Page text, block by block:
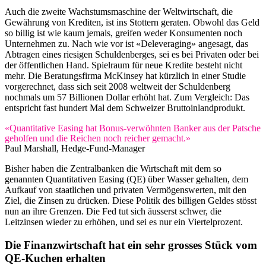
Auch die zweite Wachstumsmaschine der Weltwirtschaft, die
Gewährung von Krediten, ist ins Stottern geraten. Obwohl das Geld
so billig ist wie kaum jemals, greifen weder Konsumenten noch
Unternehmen zu. Nach wie vor ist «Deleveraging» angesagt, das
Abtragen eines riesigen Schuldenberges, sei es bei Privaten oder bei
der öffentlichen Hand. Spielraum für neue Kredite besteht nicht
mehr. Die Beratungsfirma McKinsey hat kürzlich in einer Studie
vorgerechnet, dass sich seit 2008 weltweit der Schuldenberg
nochmals um 57 Billionen Dollar erhöht hat. Zum Vergleich: Das
entspricht fast hundert Mal dem Schweizer Bruttoinlandprodukt.
«Quantitative Easing hat Bonus-verwöhnten Banker aus der Patsche
geholfen und die Reichen noch reicher gemacht.»
Paul Marshall, Hedge-Fund-Manager
Bisher haben die Zentralbanken die Wirtschaft mit dem so
genannten Quantitativen Easing (QE) über Wasser gehalten, dem
Aufkauf von staatlichen und privaten Vermögenswerten, mit den
Ziel, die Zinsen zu drücken. Diese Politik des billigen Geldes stösst
nun an ihre Grenzen. Die Fed tut sich äusserst schwer, die
Leitzinsen wieder zu erhöhen, und sei es nur ein Viertelprozent.
Die Finanzwirtschaft hat ein sehr grosses Stück vom
QE-Kuchen erhalten